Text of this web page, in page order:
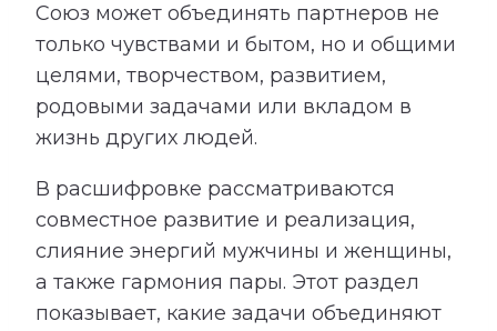
Союз может объединять партнеров не
только чувствами и бытом, но и общими
целями, творчеством, развитием,
родовыми задачами или вкладом в
жизнь других людей.
В расшифровке рассматриваются
совместное развитие и реализация,
слияние энергий мужчины и женщины,
а также гармония пары. Этот раздел
показывает, какие задачи объединяют